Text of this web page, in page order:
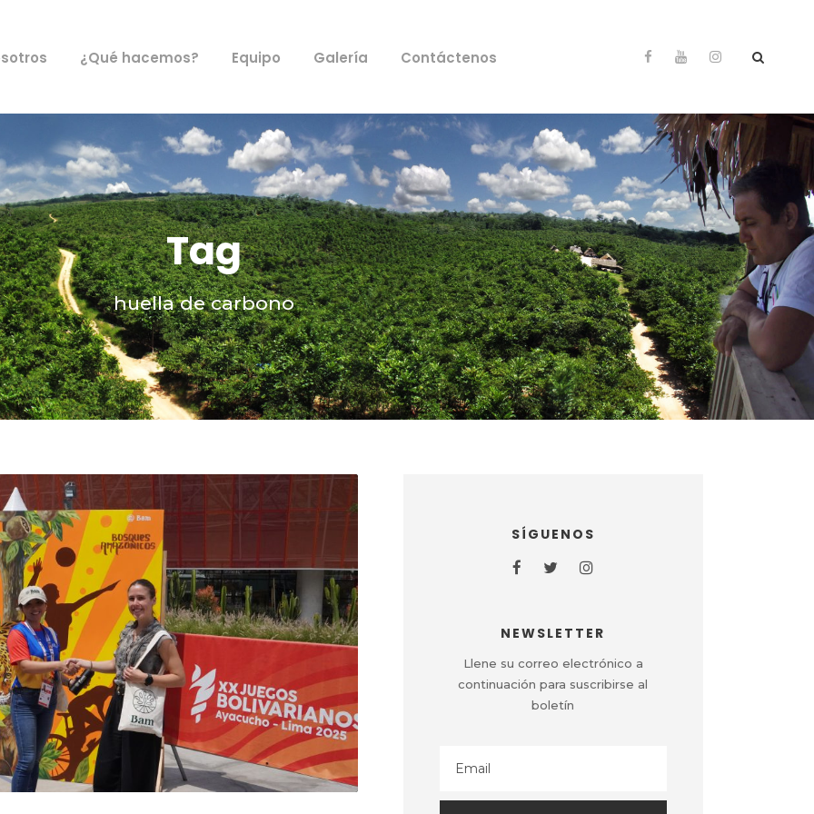
¿Qué hacemos? Equipo Galería Contáctenos
Tag
huella de carbono
SÍGUENOS
NEWSLETTER
Llene su correo electrónico a
continuación para suscribirse al
boletín